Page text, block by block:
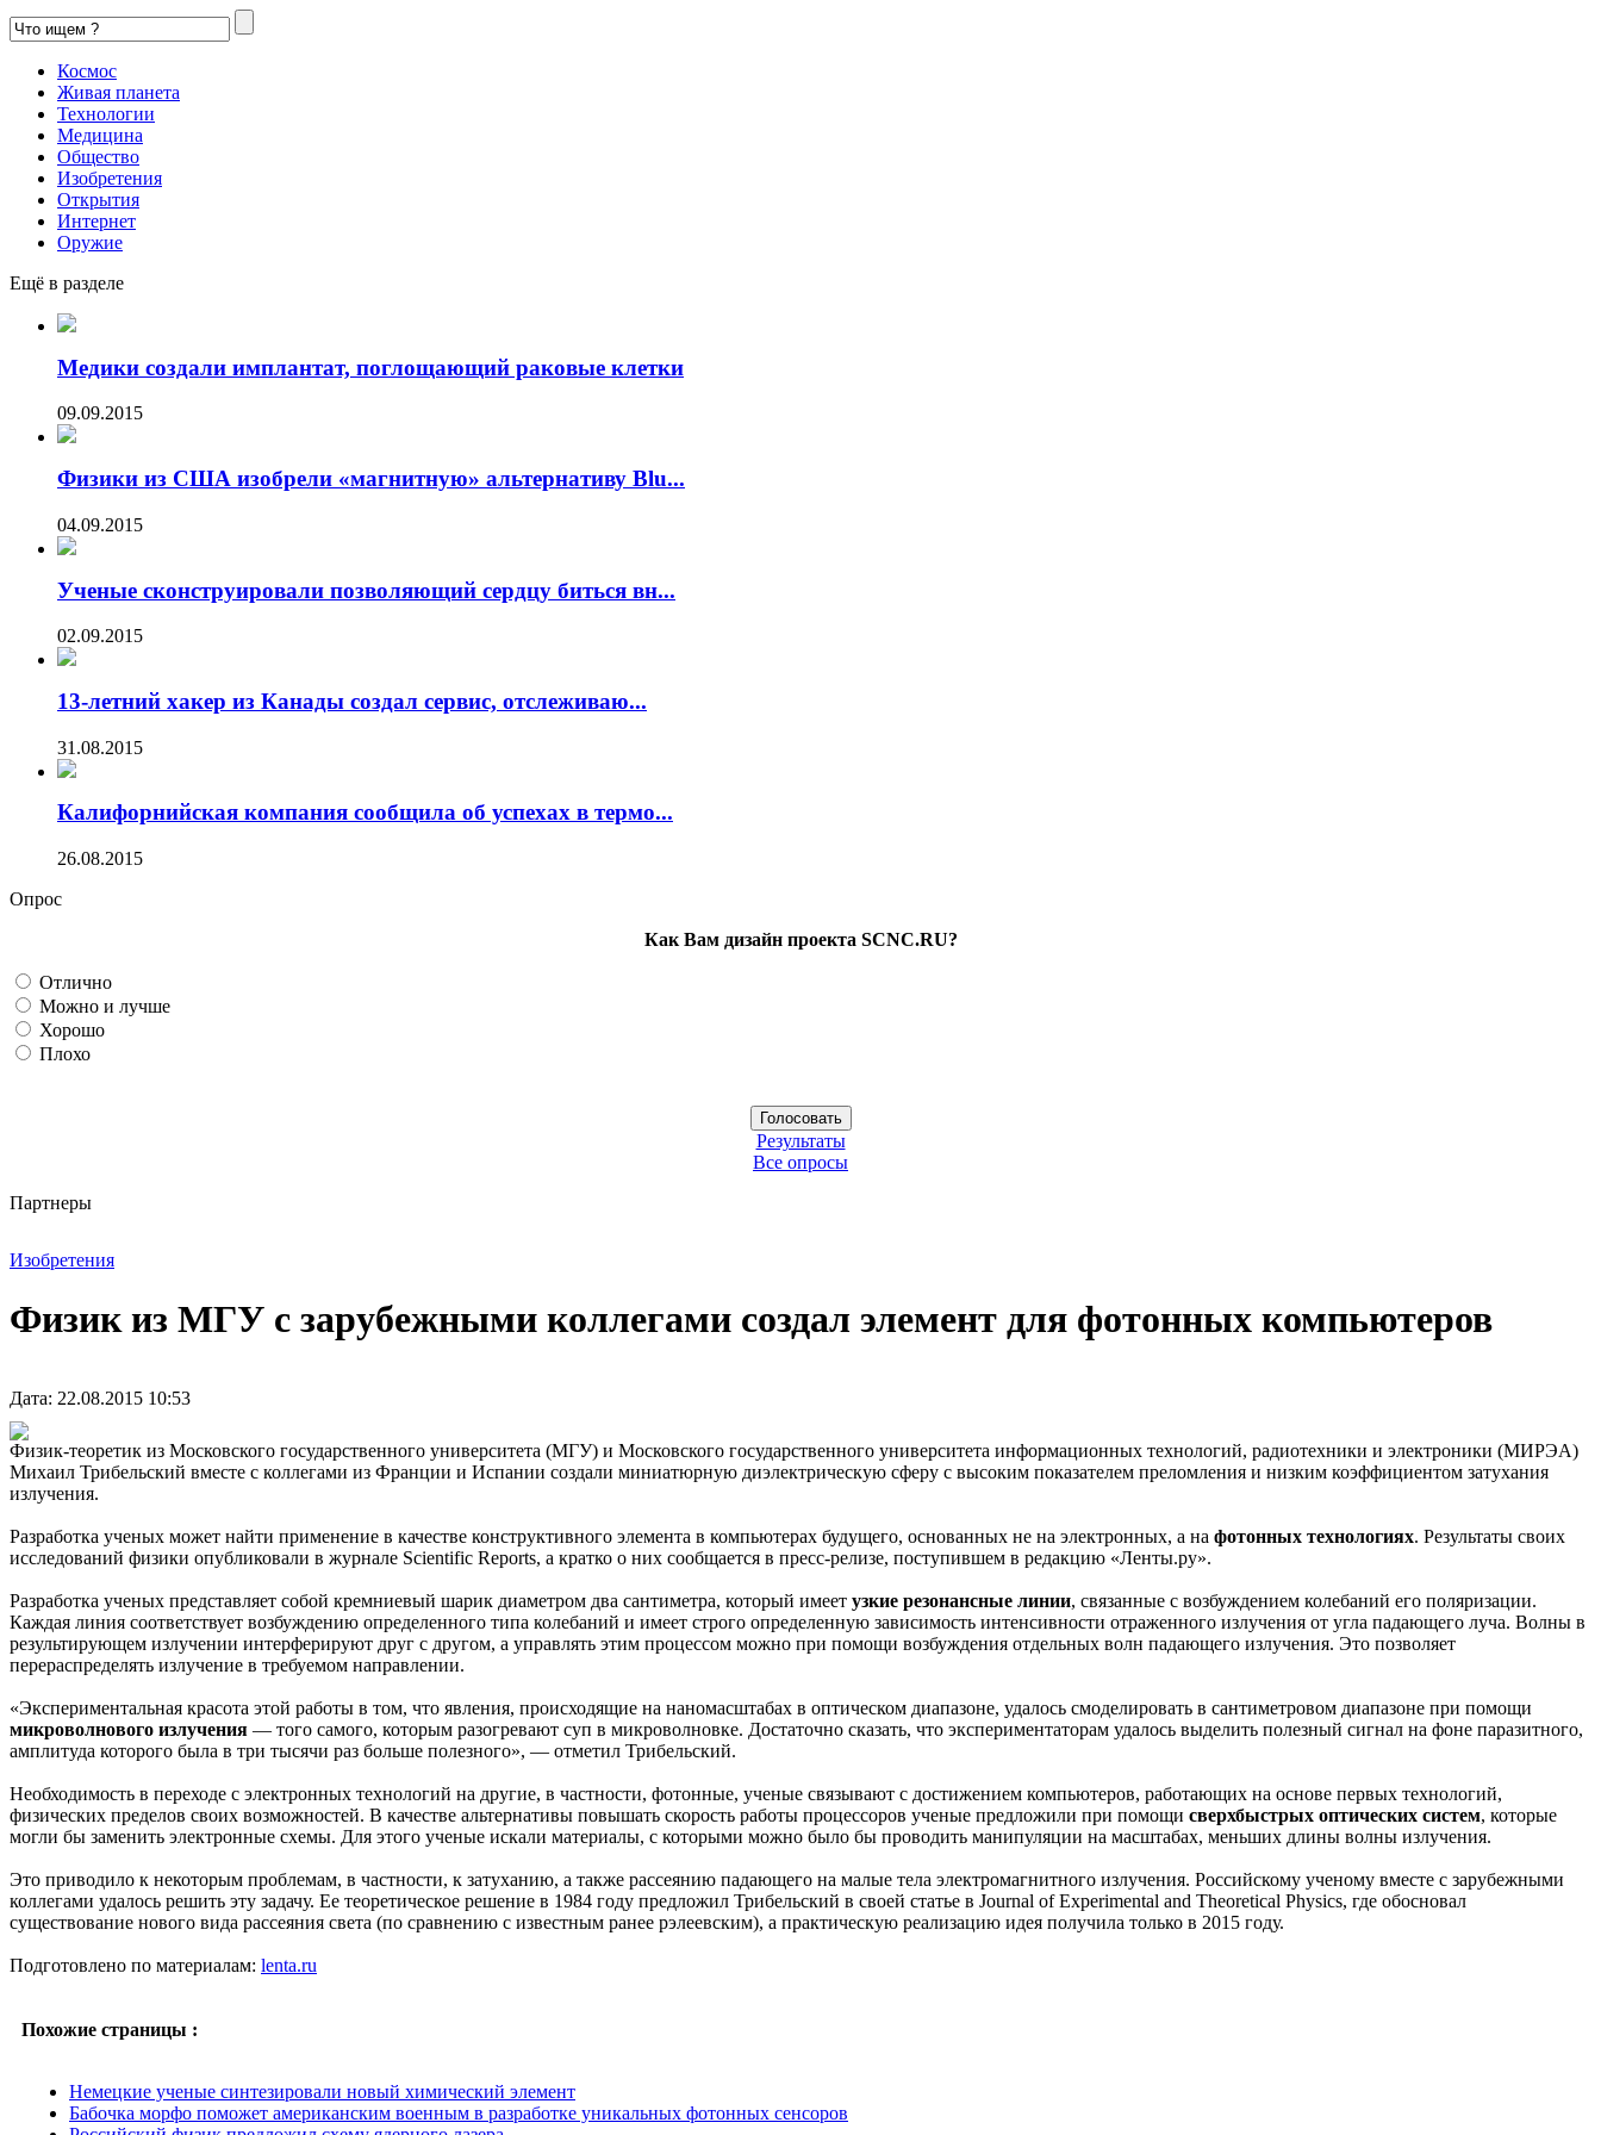
Космос
Живая планета
Технологии
Медицина
Общество
Изобретения
Открытия
Интернет
Оружие
Ещё в разделе
Медики создали имплантат, поглощающий раковые клетки
09.09.2015
Физики из США изобрели «магнитную» альтернативу Blu...
04.09.2015
Ученые сконструировали позволяющий сердцу биться вн...
02.09.2015
13-летний хакер из Канады создал сервис, отслеживаю...
31.08.2015
Калифорнийская компания сообщила об успехах в термо...
26.08.2015
Опрос
Как Вам дизайн проекта SCNC.RU?
Отлично
Можно и лучше
Хорошо
Плохо
Результаты
Все опросы
Партнеры
Изобретения
Физик из МГУ с зарубежными коллегами создал элемент для фотонных компьютеров
Дата: 22.08.2015 10:53
Физик-теоретик из Московского государственного университета (МГУ) и Московского государственного университета информационных технологий, радиотехники и электроники (МИРЭА)
Михаил Трибельский вместе с коллегами из Франции и Испании создали миниатюрную диэлектрическую сферу с высоким показателем преломления и низким коэффициентом затухания
излучения.
Разработка ученых может найти применение в качестве конструктивного элемента в компьютерах будущего, основанных не на электронных, а на фотонных технологиях. Результаты своих
исследований физики опубликовали в журнале Scientific Reports, а кратко о них сообщается в пресс-релизе, поступившем в редакцию «Ленты.ру».
Разработка ученых представляет собой кремниевый шарик диаметром два сантиметра, который имеет узкие резонансные линии, связанные с возбуждением колебаний его поляризации.
Каждая линия соответствует возбуждению определенного типа колебаний и имеет строго определенную зависимость интенсивности отраженного излучения от угла падающего луча. Волны в
результирующем излучении интерферируют друг с другом, а управлять этим процессом можно при помощи возбуждения отдельных волн падающего излучения. Это позволяет
перераспределять излучение в требуемом направлении.
«Экспериментальная красота этой работы в том, что явления, происходящие на наномасштабах в оптическом диапазоне, удалось смоделировать в сантиметровом диапазоне при помощи
микроволнового излучения — того самого, которым разогревают суп в микроволновке. Достаточно сказать, что экспериментаторам удалось выделить полезный сигнал на фоне паразитного,
амплитуда которого была в три тысячи раз больше полезного», — отметил Трибельский.
Необходимость в переходе с электронных технологий на другие, в частности, фотонные, ученые связывают с достижением компьютеров, работающих на основе первых технологий,
физических пределов своих возможностей. В качестве альтернативы повышать скорость работы процессоров ученые предложили при помощи сверхбыстрых оптических систем, которые
могли бы заменить электронные схемы. Для этого ученые искали материалы, с которыми можно было бы проводить манипуляции на масштабах, меньших длины волны излучения.
Это приводило к некоторым проблемам, в частности, к затуханию, а также рассеянию падающего на малые тела электромагнитного излучения. Российскому ученому вместе с зарубежными
коллегами удалось решить эту задачу. Ее теоретическое решение в 1984 году предложил Трибельский в своей статье в Journal of Experimental and Theoretical Physics, где обосновал
существование нового вида рассеяния света (по сравнению с известным ранее рэлеевским), а практическую реализацию идея получила только в 2015 году.
Подготовлено по материалам: lenta.ru
Похожие страницы :
Немецкие ученые синтезировали новый химический элемент
Бабочка морфо поможет американским военным в разработке уникальных фотонных сенсоров